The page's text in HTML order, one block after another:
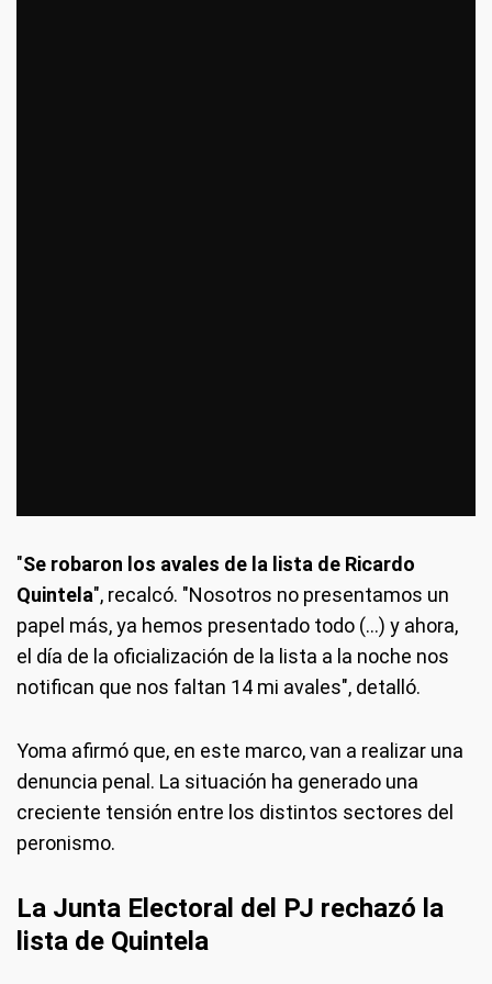
"Se robaron los avales de la lista de Ricardo
Quintela", recalcó. "Nosotros no presentamos un
papel más, ya hemos presentado todo (...) y ahora,
el día de la oficialización de la lista a la noche nos
notifican que nos faltan 14 mi avales", detalló.
Yoma afirmó que, en este marco, van a realizar una
denuncia penal. La situación ha generado una
creciente tensión entre los distintos sectores del
peronismo.
La Junta Electoral del PJ rechazó la
lista de Quintela